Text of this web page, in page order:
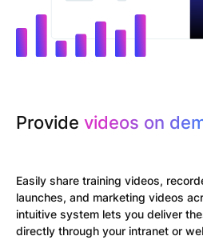
Provide videos on
Easily share training videos,
launches, and marketing videos
intuitive system lets you deliver
directly through your intranet or